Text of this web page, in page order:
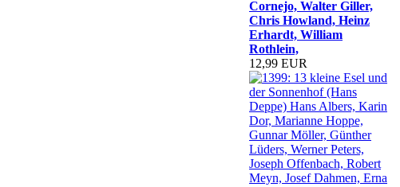
Cornejo, Walter Giller,
Chris Howland, Heinz
Erhardt, William
Rothlein,
12,99 EUR